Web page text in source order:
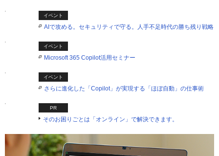
イベント
AIで攻める。セキュリティで守る。人手不足時代の勝ち残り戦略
イベント
Microsoft 365 Copilot活用セミナー
イベント
さらに進化した「Copilot」が実現する「ほぼ自動」の仕事術
PR
そのお困りごとは「オンライン」で解決できます。